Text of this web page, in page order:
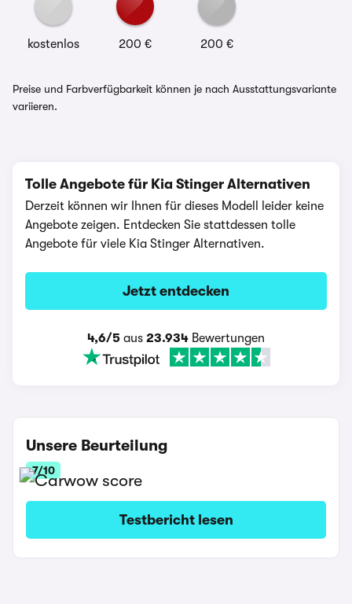
kostenlos 200 € 200 €
Preise und Farbverfügbarkeit können je nach Ausstattungsvariante
variieren.
Tolle Angebote für Kia Stinger Alternativen
Derzeit können wir Ihnen für dieses Modell leider keine
Angebote zeigen. Entdecken Sie stattdessen tolle
Angebote für viele Kia Stinger Alternativen.
Jetzt entdecken
4,6/5 aus 23.934 Bewertungen
Unsere Beurteilung
7/10
Testbericht lesen